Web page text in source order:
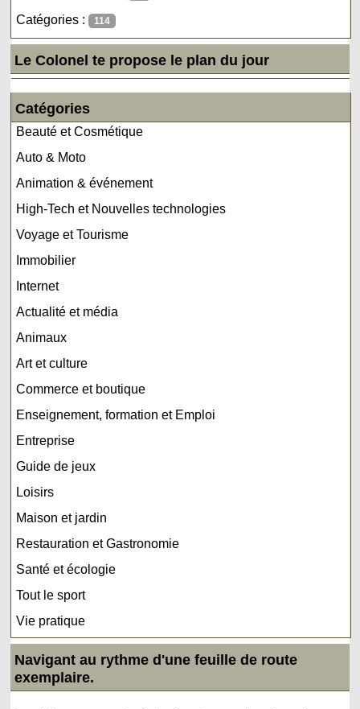
Catégories : 114
Le Colonel te propose le plan du jour
Catégories
Beauté et Cosmétique
Auto & Moto
Animation & événement
High-Tech et Nouvelles technologies
Voyage et Tourisme
Immobilier
Internet
Actualité et média
Animaux
Art et culture
Commerce et boutique
Enseignement, formation et Emploi
Entreprise
Guide de jeux
Loisirs
Maison et jardin
Restauration et Gastronomie
Santé et écologie
Tout le sport
Vie pratique
Navigant au rythme d'une feuille de route
exemplaire.